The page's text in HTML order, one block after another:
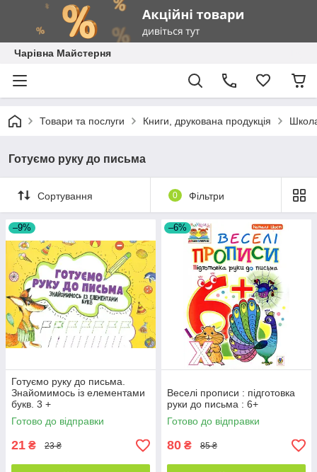
Чарівна Майстерня
Товари та послуги Книги, друкована продукція
Готуємо руку до письма
Сортування 0 Фільтри
–9%
Готуємо руку до письма.
Знайомимось із елементами
букв. 3 +
Готово до відправки
21 ₴ 23 ₴
–6%
Веселі прописи : підготовка
руки до письма : 6+
Готово до відправки
80 ₴ 85 ₴